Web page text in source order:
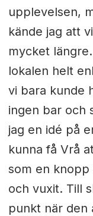
upplevelsen,
kände jag att
mycket
lokalen helt
vi bara kunde
ingen bar och
jag en idé på
kunna få Vrå
som en
och vuxit. Till
punkt när den